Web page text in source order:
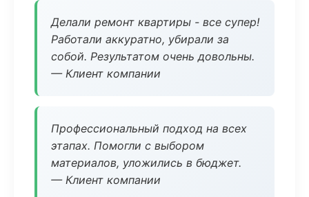
Делали ремонт квартиры - все супер!
Работали аккуратно, убирали за
собой. Результатом очень довольны.
— Клиент компании
Профессиональный подход на всех
этапах. Помогли с выбором
материалов, уложились в бюджет.
— Клиент компании